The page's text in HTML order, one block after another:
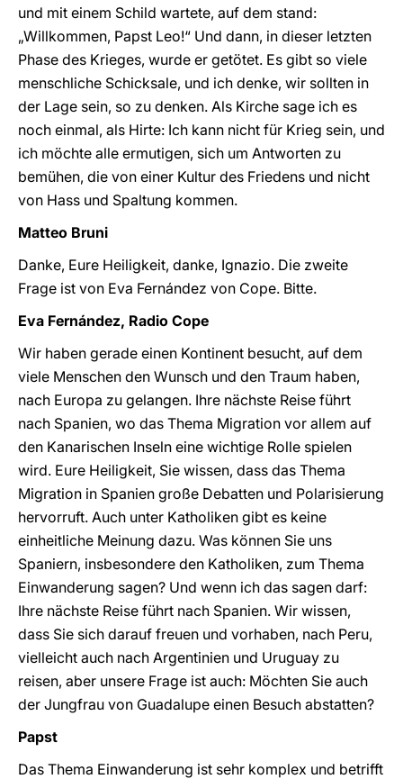
und mit einem Schild wartete, auf dem stand:
„Willkommen, Papst Leo!“ Und dann, in dieser letzten
Phase des Krieges, wurde er getötet. Es gibt so viele
menschliche Schicksale, und ich denke, wir sollten in
der Lage sein, so zu denken. Als Kirche sage ich es
noch einmal, als Hirte: Ich kann nicht für Krieg sein, und
ich möchte alle ermutigen, sich um Antworten zu
bemühen, die von einer Kultur des Friedens und nicht
von Hass und Spaltung kommen.
Matteo Bruni
Danke, Eure Heiligkeit, danke, Ignazio. Die zweite
Frage ist von Eva Fernández von Cope. Bitte.
Eva Fernández, Radio Cope
Wir haben gerade einen Kontinent besucht, auf dem
viele Menschen den Wunsch und den Traum haben,
nach Europa zu gelangen. Ihre nächste Reise führt
nach Spanien, wo das Thema Migration vor allem auf
den Kanarischen Inseln eine wichtige Rolle spielen
wird. Eure Heiligkeit, Sie wissen, dass das Thema
Migration in Spanien große Debatten und Polarisierung
hervorruft. Auch unter Katholiken gibt es keine
einheitliche Meinung dazu. Was können Sie uns
Spaniern, insbesondere den Katholiken, zum Thema
Einwanderung sagen? Und wenn ich das sagen darf:
Ihre nächste Reise führt nach Spanien. Wir wissen,
dass Sie sich darauf freuen und vorhaben, nach Peru,
vielleicht auch nach Argentinien und Uruguay zu
reisen, aber unsere Frage ist auch: Möchten Sie auch
der Jungfrau von Guadalupe einen Besuch abstatten?
Papst
Das Thema Einwanderung ist sehr komplex und betrifft